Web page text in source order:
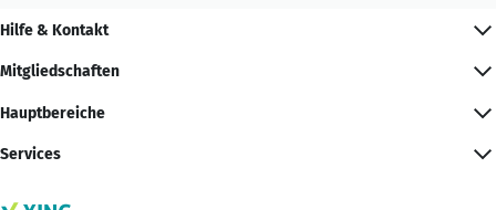
Hilfe & Kontakt
Mitgliedschaften
Hauptbereiche
Services